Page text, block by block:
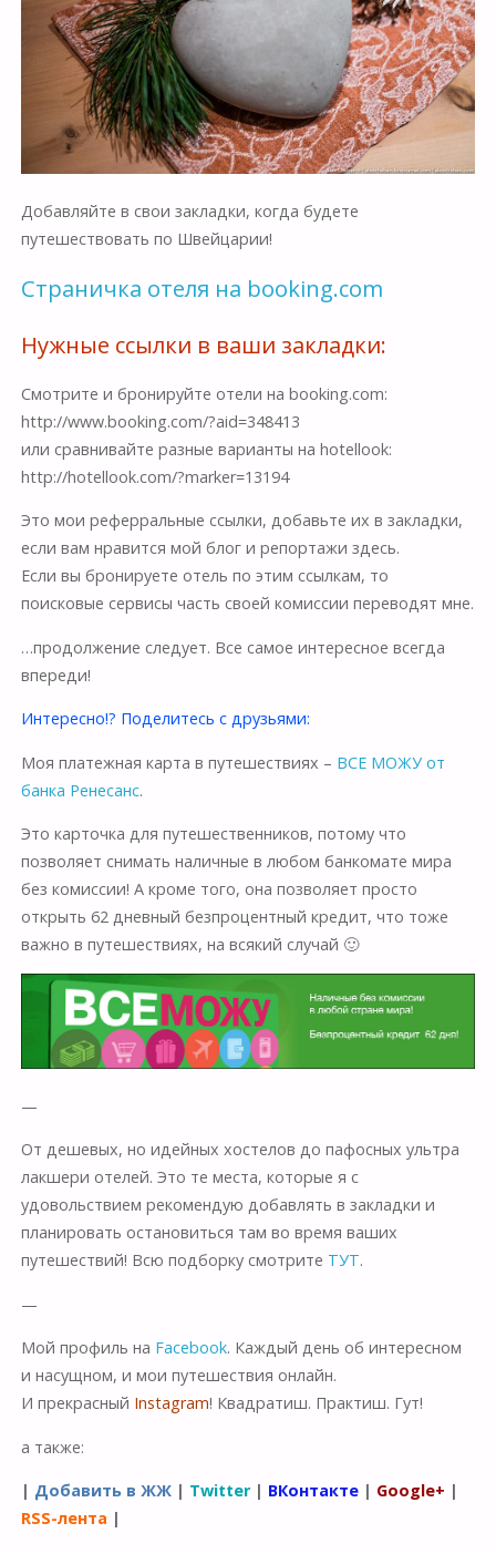
Добавляйте в свои закладки, когда будете
путешествовать по Швейцарии!
Страничка отеля на booking.com
Нужные ссылки в ваши закладки:
Смотрите и бронируйте отели на booking.com:
http://www.booking.com/?aid=348413
или сравнивайте разные варианты на hotellook:
http://hotellook.com/?marker=13194
Это мои реферральные ссылки, добавьте их в закладки,
если вам нравится мой блог и репортажи здесь.
Если вы бронируете отель по этим ссылкам, то
поисковые сервисы часть своей комиссии переводят мне.
…продолжение следует. Все самое интересное всегда
впереди!
Интересно!? Поделитесь с друзьями:
Моя платежная карта в путешествиях – ВСЕ МОЖУ от
банка Ренесанс.
Это карточка для путешественников, потому что
позволяет снимать наличные в любом банкомате мира
без комиссии! А кроме того, она позволяет просто
открыть 62 дневный безпроцентный кредит, что тоже
важно в путешествиях, на всякий случай 🙂
—
От дешевых, но идейных хостелов до пафосных ультра
лакшери отелей. Это те места, которые я с
удовольствием рекомендую добавлять в закладки и
планировать остановиться там во время ваших
путешествий! Всю подборку смотрите ТУТ.
—
Мой профиль на Facebook. Каждый день об интересном
и насущном, и мои путешествия онлайн.
И прекрасный Instagram! Квадратиш. Практиш. Гут!
а также:
| Добавить в ЖЖ| Twitter| ВКонтакте| Google+ |
RSS-лента |